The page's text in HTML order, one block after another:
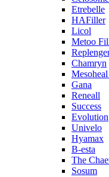
Etrebelle
HAFiller
Licol
Metoo
Chamryn
Gana
Reneall
Success
Evolution
Univelo
Hyamax
B-esta
The
Sosum